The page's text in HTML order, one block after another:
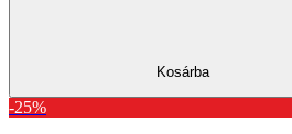
Kosárba
-25%